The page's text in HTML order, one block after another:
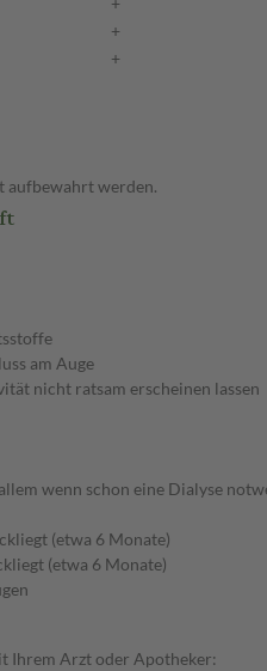
+
+
aufbewahrt werden.
am Auge
nicht ratsam erscheinen lassen
wenn schon eine Dialyse
(etwa 6 Monate)
(etwa 6 Monate)
Ihrem Arzt oder Apotheker: